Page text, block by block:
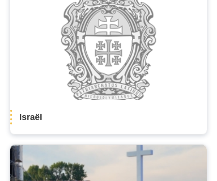
Israël